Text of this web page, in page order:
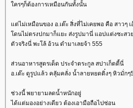
ครๆก็ต้องการเหมือนกันทั้งนั้น
ต่ไม่เหมือนของ อ.เต๊ะ สิ่งที่ไม่เคยพอ คือ สาวๆ
ดนไม่ตรงปกมาก็แยะ ส่งรูปมานี่ แอปแต่งซะสว
ตัวจริงนี่ พะโล้ อ้วน ดำมาเลยจ้า 555
ส่วนอาหารสูตรเด็ด ประจำตระกูล สปาเก็ตตี้นี่
อ.เต๊ะ ดูรูปแล้ว คลุัมคลั่ง น้ำลายหยดติ๋งๆ หิวมั่กๆ
ช่วงนี้ พยายามลดน้ำหนักอยู่
ได้แต่มองอย่างเดียว ต้องเอามือถือไปซ่อน